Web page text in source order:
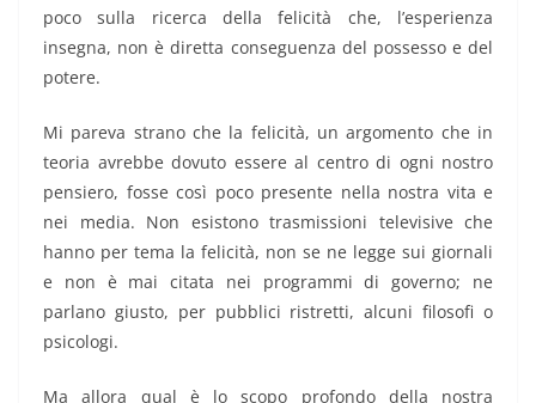
poco sulla ricerca della felicità che, l’esperienza
insegna, non è diretta conseguenza del possesso e del
potere.
Mi pareva strano che la felicità, un argomento che in
teoria avrebbe dovuto essere al centro di ogni nostro
pensiero, fosse così poco presente nella nostra vita e
nei media. Non esistono trasmissioni televisive che
hanno per tema la felicità, non se ne legge sui giornali
e non è mai citata nei programmi di governo; ne
parlano giusto, per pubblici ristretti, alcuni filosofi o
psicologi.
Ma allora qual è lo scopo profondo della nostra